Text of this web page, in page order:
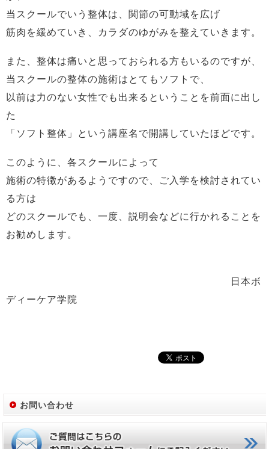
当スクールでいう整体は、関節の可動域を広げ
筋肉を緩めていき、カラダのゆがみを整えていきます。
また、整体は痛いと思っておられる方もいるのですが、
当スクールの整体の施術はとてもソフトで、
以前は力のない女性でも出来るということを前面に出し
た
「ソフト整体」という講座名で開講していたほどです。
このように、各スクールによって
施術の特徴があるようですので、ご入学を検討されてい
る方は
どのスクールでも、一度、説明会などに行かれることを
お勧めします。
日本ボ
ディーケア学院
お問い合わせ